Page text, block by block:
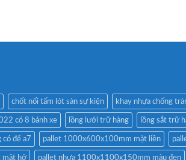
chốt nối tấm lót sàn sự kiện khay nhựa chống
có 8 bánh xe lồng lưới trữ hàng lồng sắt trữ
có đế a7 pallet 1000x600x100mm mặt liền
mặt hở pallet nhựa 1100x1100x150mm màu đen